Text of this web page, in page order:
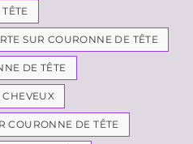
SUR COURONNE DE TÊTE
DE TÊTE
COURONNE DE TÊTE